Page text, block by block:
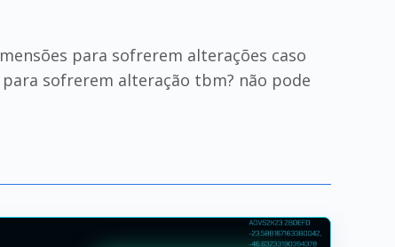
para sofrerem alterações caso
sofrerem alteração tbm? não pode